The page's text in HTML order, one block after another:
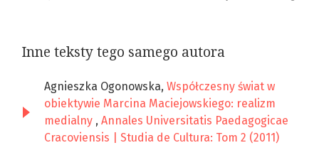
Inne teksty tego samego autora
Agnieszka Ogonowska, Współczesny świat w
obiektywie Marcina Maciejowskiego: realizm
medialny , Annales Universitatis Paedagogicae
Cracoviensis | Studia de Cultura: Tom 2 (2011)